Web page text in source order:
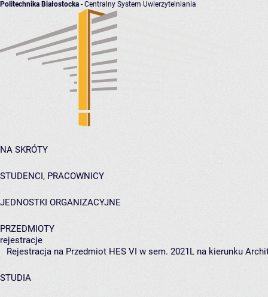
Politechnika Białostocka - Centralny System Uwierzytelniania
NA SKRÓTY
STUDENCI, PRACOWNICY
JEDNOSTKI ORGANIZACYJNE
PRZEDMIOTY
rejestracje
Rejestracja na Przedmiot HES VI w sem. 2021L na kierunku
STUDIA